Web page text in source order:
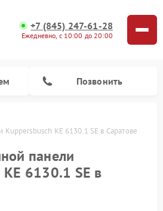
+7 (845) 247-61-28
Ежедневно, с 10:00 до 20:00
Позвонить
Kuppersbusch KE 6130.1 SE в Саратове
панели
6130.1 SE в